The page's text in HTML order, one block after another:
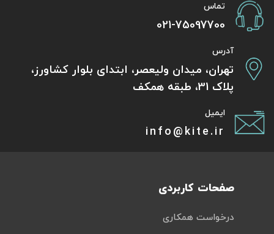
تماس
021-75097700
آدرس
تهران، میدان ولیعصر، ابتدای بلوار کشاورز،
پلاک 31، طبقه همکف
ایمیل
info@kite.ir
صفحات کاربردی
درخواست همکاری